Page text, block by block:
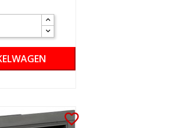
favorite_border